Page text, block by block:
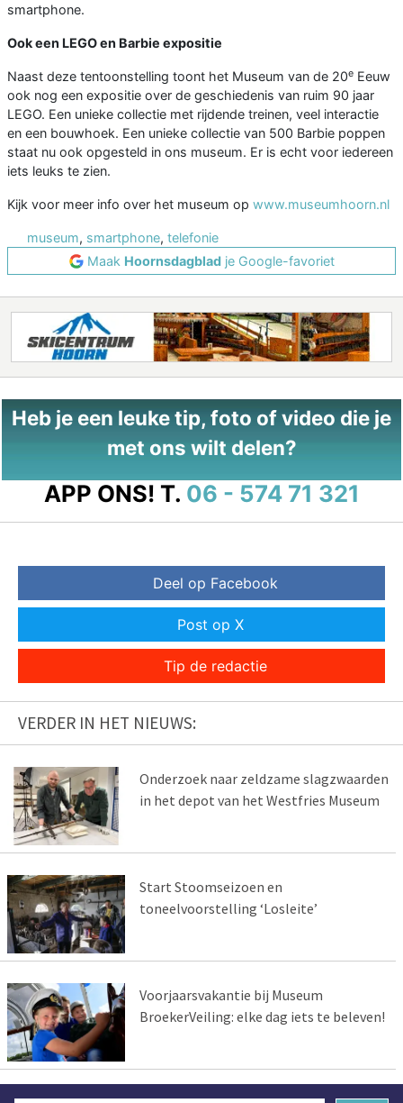
smartphone.
Ook een LEGO en Barbie expositie
Naast deze tentoonstelling toont het Museum van de 20e Eeuw
ook nog een expositie over de geschiedenis van ruim 90 jaar
LEGO. Een unieke collectie met rijdende treinen, veel interactie
en een bouwhoek. Een unieke collectie van 500 Barbie poppen
staat nu ook opgesteld in ons museum. Er is echt voor iedereen
iets leuks te zien.
Kijk voor meer info over het museum op www.museumhoorn.nl
museum, smartphone, telefonie
Maak Hoornsdagbladje Google-favoriet
Heb je een leuke tip, foto of video die je
met ons wilt delen?
APP ONS! T. 06 - 574 71 321
Deel op Facebook
Post op X
Tip de redactie
VERDER IN HET NIEUWS:
Onderzoek naar zeldzame slagzwaarden
in het depot van het Westfries Museum
Start Stoomseizoen en
toneelvoorstelling ‘Losleite’
Voorjaarsvakantie bij Museum
BroekerVeiling: elke dag iets te beleven!